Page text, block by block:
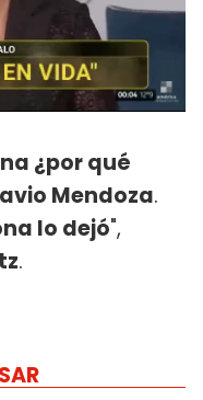
¿por qué
Mendoza.
lo dejó",
.